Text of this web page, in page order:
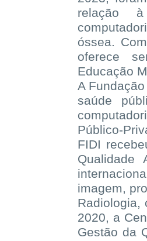
relação
óssea.
oferece
Educação
A
saúde
Público-
FIDI
Qualidade
imagem,
Radiologia,
2020, a
Gestão da